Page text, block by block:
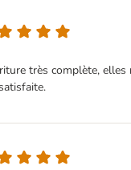
très complète,